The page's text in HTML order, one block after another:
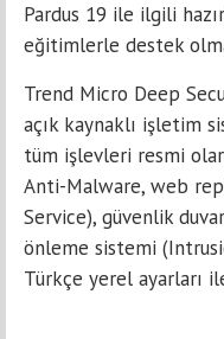
Pardus 19 ile ilgili
eğitimlerle destek
Trend Micro Deep
açık kaynaklı işletim
tüm işlevleri resmi
Anti-Malware, web
Service), güvenlik
önleme sistemi
Türkçe yerel ayarları